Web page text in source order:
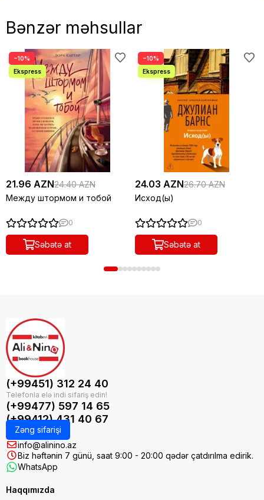
Bənzər məhsullar
−10%
21.96 AZN24.40 AZN
Между штормом и тобой
0
Səbətə at
−10%
24.03 AZN26.70 AZN
Исход(ы)
0
Səbətə at
(+99451) 312 24 40
(+99477) 597 14 65
(+99412) 431 40 67
Zəng sifarişi
info@alinino.az
Biz həftənin 7 günü, saat 9:00 - 20:00 qədər çatdırılma edirik.
WhatsApp
Haqqımızda